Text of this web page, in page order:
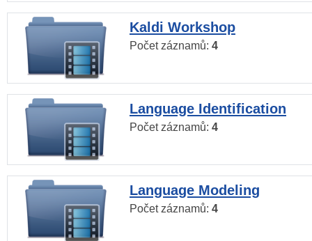
Kaldi Workshop
Počet záznamů: 4
Language Identification
Počet záznamů: 4
Language Modeling
Počet záznamů: 4